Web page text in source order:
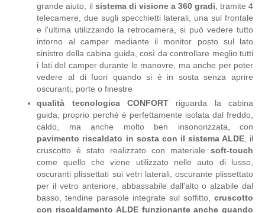
grande aiuto, il sistema di visione a 360 gradi , tramite 4
telecamere, due sugli specchietti laterali, una sul frontale
e l'ultima utilizzando la retrocamera, si può vedere tutto
intorno al camper mediante il monitor posto sul lato
sinistro della cabina guida, così da controllare meglio tutti
i lati del camper durante le manovre, ma anche per poter
vedere al di fuori quando si è in sosta senza aprire
oscuranti, porte o finestre
qualità tecnologica CONFORT riguarda la cabina
guida, proprio perché è perfettamente isolata dal freddo,
caldo, ma anche molto ben insonorizzata, con
pavimento riscaldato in sosta con il sistema ALDE, il
cruscotto è stato realizzato con materiale soft-touch
come quello che viene utilizzato nelle auto di lusso,
oscuranti plissettati sui vetri laterali, oscurante plissettato
per il vetro anteriore, abbassabile dall'alto o alzabile dal
basso, tendine parasole integrate sul soffitto, cruscotto
con riscaldamento ALDE funzionante anche quando